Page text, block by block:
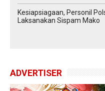
Kesiapsiagaan, Personil
Laksanakan Sispam Mako
ADVERTISER